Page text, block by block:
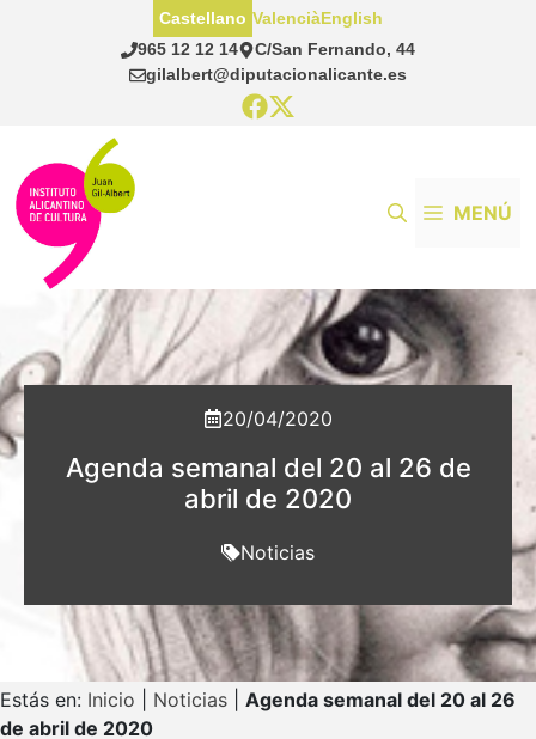
965 12 12 14
C/San Fernando, 44
gilalbert@diputacionalicante.es
Castellano ValenciàEnglish
MENÚ
20/04/2020
Agenda semanal del 20 al 26 de
abril de 2020
Noticias
Estás en: Inicio Noticias
Agenda semanal del 20 al 26
de abril de 2020